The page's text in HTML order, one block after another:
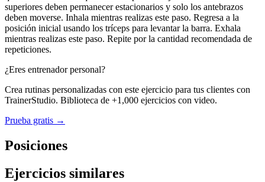
superiores deben permanecer estacionarios y solo los antebrazos
deben moverse. Inhala mientras realizas este paso. Regresa a la
posición inicial usando los tríceps para levantar la barra. Exhala
mientras realizas este paso. Repite por la cantidad recomendada de
repeticiones.
¿Eres entrenador personal?
Crea rutinas personalizadas con este ejercicio para tus clientes con
TrainerStudio. Biblioteca de +1,000 ejercicios con video.
Prueba gratis →
Posiciones
Ejercicios similares